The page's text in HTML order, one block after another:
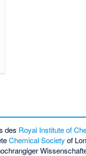
des Royal Institute of
Chemical Society of